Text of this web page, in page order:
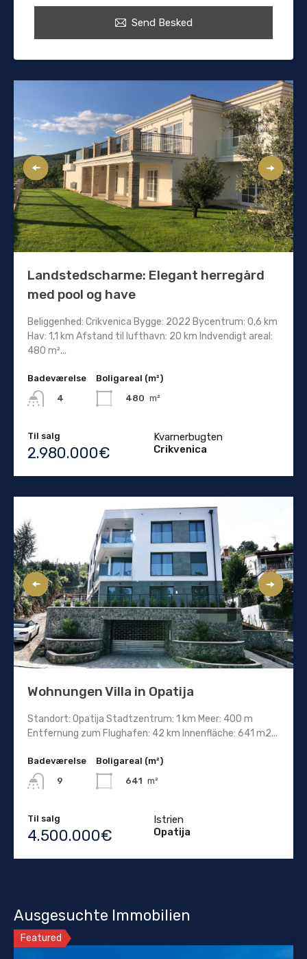
Send Besked
Landstedscharme: Elegant herregård
med pool og have
Beliggenhed: Crikvenica Bygge: 2022 Bycentrum: 0,6 km
Hav: 1,1 km Afstand til lufthavn: 20 km Indvendigt areal:
480 m²...
Badeværelse
4
Boligareal (m²)
480 m²
Til salg
2.980.000€
Kvarnerbugten
Crikvenica
Wohnungen Villa in Opatija
Standort: Opatija Stadtzentrum: 1 km Meer: 400 m
Entfernung zum Flughafen: 42 km Innenfläche: 641 m2...
Badeværelse
9
Boligareal (m²)
641 m²
Til salg
4.500.000€
Istrien
Opatija
Ausgesuchte Immobilien
Featured